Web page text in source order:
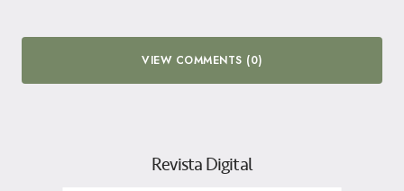
VIEW COMMENTS (0)
Revista Digital